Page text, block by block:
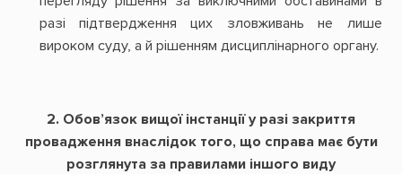
разі підтвердження цих зловживань не лише
вироком суду, а й рішенням дисциплінарного органу.
2. Обов’язок вищої інстанції у разі закриття
провадження внаслідок того, що справа має бути
розглянута за правилами іншого виду